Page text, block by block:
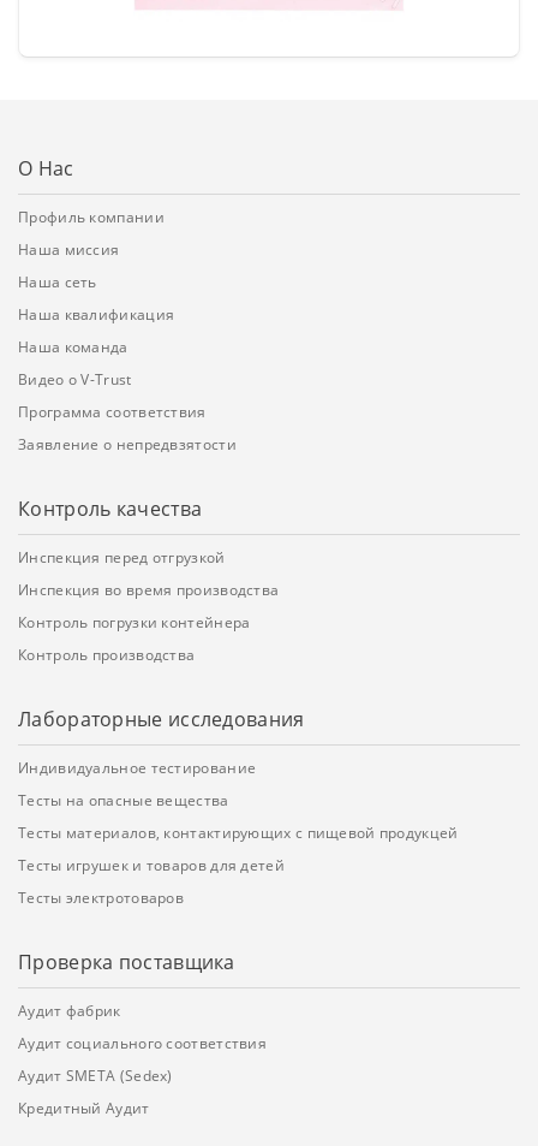
О Нас
Профиль компании
Наша миссия
Наша сеть
Наша квалификация
Наша команда
Видео о V-Trust
Программа соответствия
Заявление о непредвзятости
Контроль качества
Инспекция перед отгрузкой
Инспекция во время производства
Контроль погрузки контейнера
Контроль производства
Лабораторные исследования
Индивидуальное тестирование
Тесты на опасные вещества
Тесты материалов, контактирующих с пищевой продукцей
Тесты игрушек и товаров для детей
Тесты электротоваров
Проверка поставщика
Аудит фабрик
Аудит социального соответствия
Аудит SMETA (Sedex)
Кредитный Аудит